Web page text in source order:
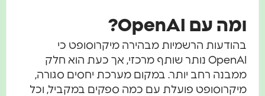
ומה עם OpenAI?
בהודעות הרשמיות מבהירה מיקרוסופט כי
OpenAI נותר שותף מרכזי, אך כעת הוא חלק
ממבנה רחב יותר. במקום מערכת יחסים סגורה,
מיקרוסופט פועלת עם כמה ספקים במקביל, וכל